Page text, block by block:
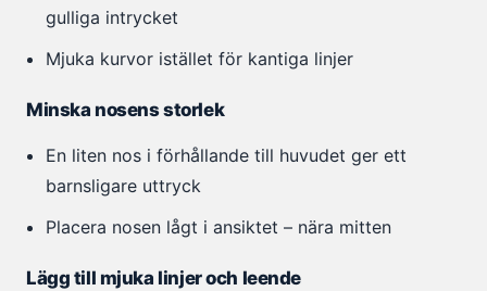
gulliga intrycket
Mjuka kurvor istället för kantiga linjer
Minska nosens storlek
En liten nos i förhållande till huvudet ger ett
barnsligare uttryck
Placera nosen lågt i ansiktet – nära mitten
Lägg till mjuka linjer och leende